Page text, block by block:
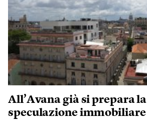
All’Avana già si prepara la
speculazione immobiliare